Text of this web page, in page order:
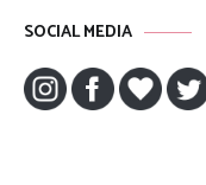
SOCIAL MEDIA